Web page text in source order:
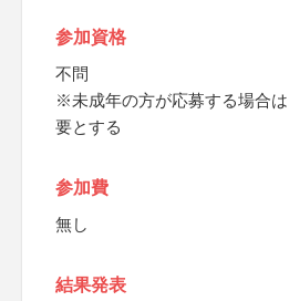
参加資格
不問
※未成年の方が応募する場合
要とする
参加費
無し
結果発表